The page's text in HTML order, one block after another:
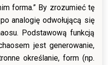
forma.” By zrozumieć tę
analogię odwołującą się
Podstawową funkcją
jest generowanie,
określanie, form (np.